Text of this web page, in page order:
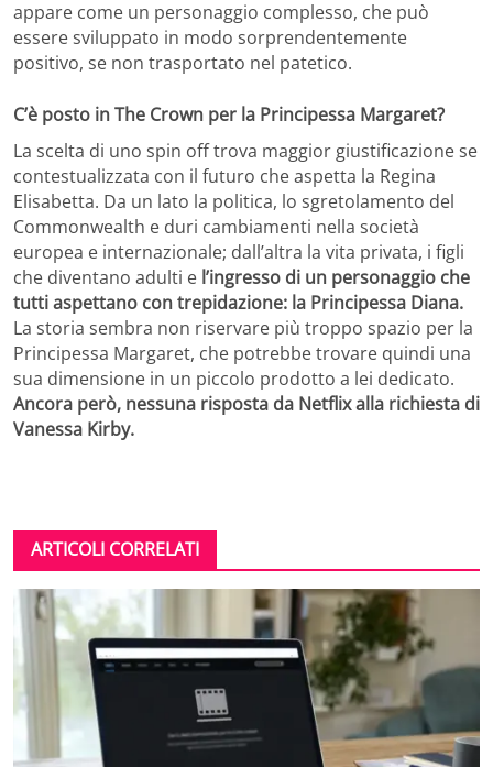
appare come un personaggio complesso, che può
essere sviluppato in modo sorprendentemente
positivo, se non trasportato nel patetico.
C’è posto in The Crown per la Principessa Margaret?
La scelta di uno spin off trova maggior giustificazione se
contestualizzata con il futuro che aspetta la Regina
Elisabetta. Da un lato la politica, lo sgretolamento del
Commonwealth e duri cambiamenti nella società
europea e internazionale; dall’altra la vita privata, i figli
che diventano adulti e l’ingresso di un personaggio che
tutti aspettano con trepidazione: la Principessa Diana.
La storia sembra non riservare più troppo spazio per la
Principessa Margaret, che potrebbe trovare quindi una
sua dimensione in un piccolo prodotto a lei dedicato.
Ancora però, nessuna risposta da Netflix alla richiesta di
Vanessa Kirby.
ARTICOLI CORRELATI